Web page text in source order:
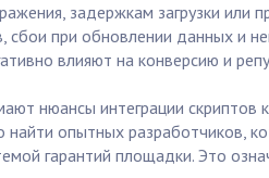
задержкам загрузки или
при обновлении данных и
влияют на конверсию и
нюансы интеграции скриптов
опытных разработчиков,
гарантий площадки. Это